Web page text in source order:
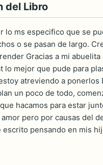
del Libro
lo ms especifico que se
o se pasan de largo.
Gracias a mi
lo mejor que pude para
atreviendo a
un poco de todo,
hacamos para estar
pero por causas del
escrito pensando en mis